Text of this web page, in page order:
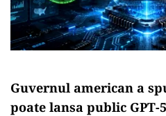
Guvernul american a
poate lansa public GPT-